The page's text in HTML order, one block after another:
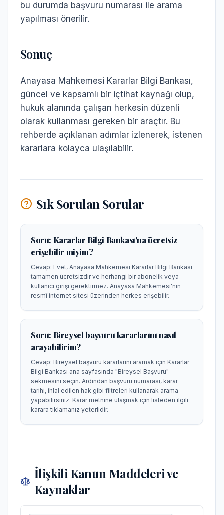
bu durumda başvuru numarası ile arama
yapılması önerilir.
Sonuç
Anayasa Mahkemesi Kararlar Bilgi Bankası,
güncel ve kapsamlı bir içtihat kaynağı olup,
hukuk alanında çalışan herkesin düzenli
olarak kullanması gereken bir araçtır. Bu
rehberde açıklanan adımlar izlenerek, istenen
kararlara kolayca ulaşılabilir.
Sık Sorulan Sorular
Soru: Kararlar Bilgi Bankası'na ücretsiz
erişebilir miyim?
Cevap: Evet, Anayasa Mahkemesi Kararlar Bilgi Bankası
tamamen ücretsizdir ve herhangi bir abonelik veya
kullanıcı girişi gerektirmez. Anayasa Mahkemesi'nin
resmî internet sitesi üzerinden herkes erişebilir.
Soru: Bireysel başvuru kararlarını nasıl
arayabilirim?
Cevap: Bireysel başvuru kararlarını aramak için Kararlar
Bilgi Bankası ana sayfasında "Bireysel Başvuru"
sekmesini seçin. Ardından başvuru numarası, karar
tarihi, ihlal edilen hak gibi filtreleri kullanarak arama
yapabilirsiniz. Karar metnine ulaşmak için listeden ilgili
karara tıklamanız yeterlidir.
İlişkili Kanun Maddeleri ve
Kaynaklar